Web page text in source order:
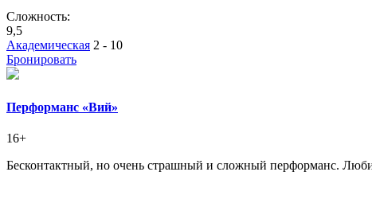
Сложность:
9,5
Академическая 2 - 10
Бронировать
Перформанс «Вий»
16+
Бесконтактный, но очень страшный и сложный перформанс.